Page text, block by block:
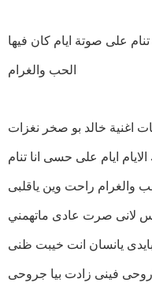
تنام على صوتة ايام كان فيها
الحب والغرام
اغنية خالد بو صخر نغزات
ايام على حسى انا تنام
والغرام راحت وين ياقلبى
لانى صرت عادى ماتهمني
يانسان انت خيبت ظنى
فينى زادت بيا جروحى